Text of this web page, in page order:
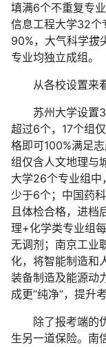
填满6个不重复专
信息工程大学32个
90%，大气科学拔
专业均独立成组。
从各校设置来看
苏州大学设置38
超过6个，17个组
格即可100%满足
组仅含人文地理与
大学26个专业组中
少于6个；中国药
且体检合格，进档
理+化学类专业组
无调剂；南京工业
化，将智能制造和
装备制造及能源动
成更“纯净”，提升
除了报考端的优
生另一道保险。南